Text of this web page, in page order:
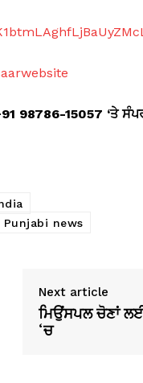
98786-15057 ‘ਤੇ
news
Next article
ਮਿਉਂਸਪਲ ਚੋਣਾਂ
‘ਚ